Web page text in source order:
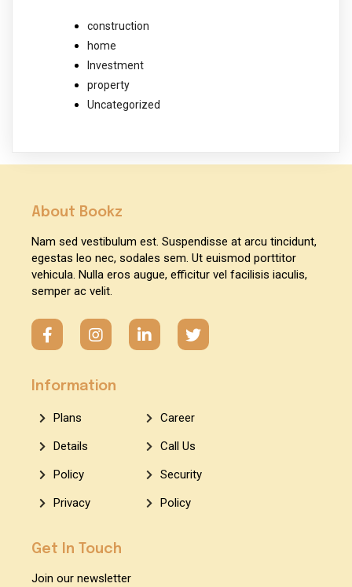
construction
home
Investment
property
Uncategorized
About Bookz
Nam sed vestibulum est. Suspendisse at arcu tincidunt,
egestas leo nec, sodales sem. Ut euismod porttitor
vehicula. Nulla eros augue, efficitur vel facilisis iaculis,
semper ac velit.
Information
Plans
Details
Policy
Privacy
Career
Call Us
Security
Policy
Get In Touch
Join our newsletter